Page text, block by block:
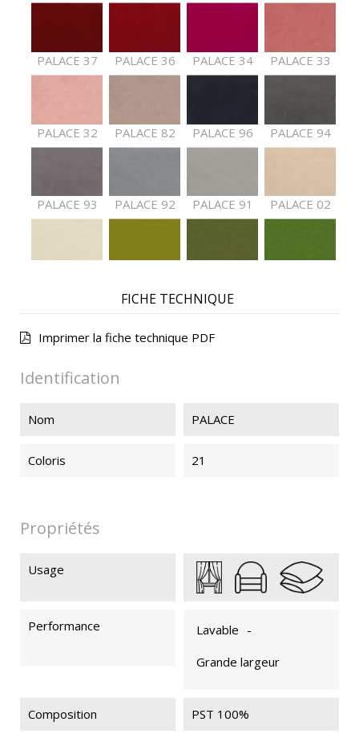
PALACE 37 PALACE 36 PALACE 34 PALACE 33
PALACE 32 PALACE 82 PALACE 96 PALACE 94
PALACE 93 PALACE 92 PALACE 91 PALACE 02
PALACE 64 PALACE 65
PALACE 74 PALACE 79
FICHE TECHNIQUE
Imprimer la fiche technique PDF
Identification
Nom PALACE
Coloris 21
Propriétés
Usage
Performance Lavable -
Grande largeur
Composition PST 100%